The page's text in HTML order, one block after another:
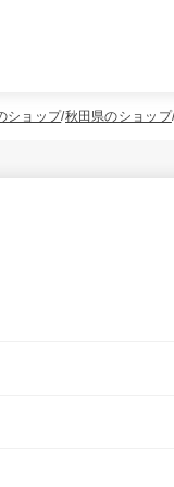
ショップ 秋田県のショップ